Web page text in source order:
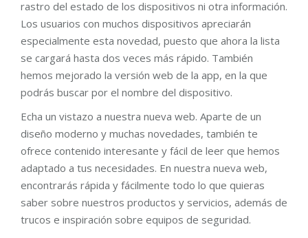
rastro del estado de los dispositivos ni otra información.
Los usuarios con muchos dispositivos apreciarán
especialmente esta novedad, puesto que ahora la lista
se cargará hasta dos veces más rápido. También
hemos mejorado la versión web de la app, en la que
podrás buscar por el nombre del dispositivo.
Echa un vistazo a nuestra nueva web. Aparte de un
diseño moderno y muchas novedades, también te
ofrece contenido interesante y fácil de leer que hemos
adaptado a tus necesidades. En nuestra nueva web,
encontrarás rápida y fácilmente todo lo que quieras
saber sobre nuestros productos y servicios, además de
trucos e inspiración sobre equipos de seguridad.